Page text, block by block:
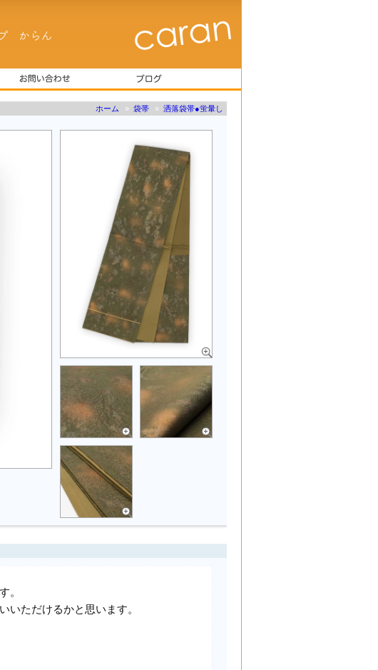
ホーム » 袋帯 » 洒落袋帯●蛍暈し
。
いただけるかと思います。